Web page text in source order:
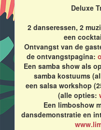
Deluxe
2 danseressen, 2
een
Ontvangst van de
de ontvangstpagina:
Een samba show als
samba kostuums
een salsa workshop
(alle opties:
Een limboshow
dansdemonstratie en